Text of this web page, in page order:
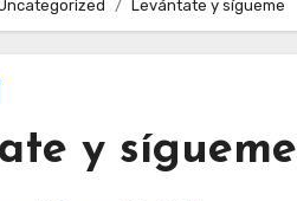
Levántate y sígueme
y sígueme